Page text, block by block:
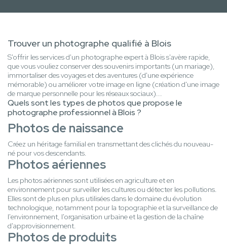
Trouver un photographe qualifié à Blois
S'offrir les services d'un photographe expert à Blois s'avère rapide,
que vous vouliez conserver des souvenirs importants (un mariage),
immortaliser des voyages et des aventures (d'une expérience
mémorable) ou améliorer votre image en ligne (création d'une image
de marque personnelle pour les réseaux sociaux)...
Quels sont les types de photos que propose le
photographe professionnel à Blois ?
Photos de naissance
Créez un héritage familial en transmettant des clichés du nouveau-
né pour vos descendants.
Photos aériennes
Les photos aériennes sont utilisées en agriculture et en
environnement pour surveiller les cultures ou détecter les pollutions.
Elles sont de plus en plus utilisées dans le domaine du évolution
technologique, notamment pour la topographie et la surveillance de
l'environnement, l'organisation urbaine et la gestion de la chaîne
d'approvisionnement.
Photos de produits